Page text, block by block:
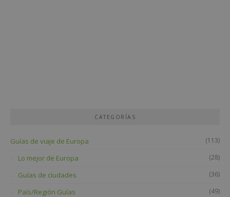
CATEGORÍAS
Guías de viaje de Europa (113)
Lo mejor de Europa (28)
Guías de ciudades (36)
País/Región Guías (49)